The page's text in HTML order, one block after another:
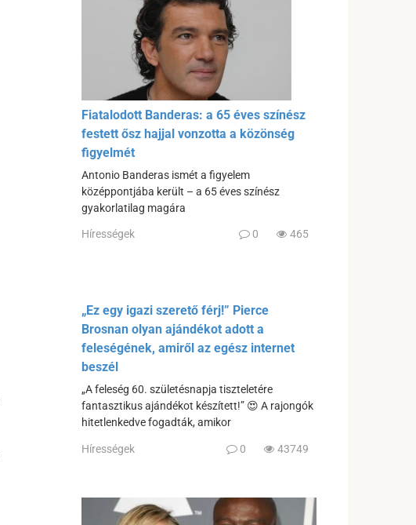
Fiatalodott Banderas: a 65 éves színész
festett ősz hajjal vonzotta a közönség
figyelmét
Antonio Banderas ismét a figyelem
középpontjába került – a 65 éves színész
gyakorlatilag magára
Hírességek 0 465
„Ez egy igazi szerető férj!” Pierce
Brosnan olyan ajándékot adott a
feleségének, amiről az egész internet
beszél
„A feleség 60. születésnapja tiszteletére
fantasztikus ajándékot készített!” 😍 A rajongók
hitetlenkedve fogadták, amikor
Hírességek 0 43749